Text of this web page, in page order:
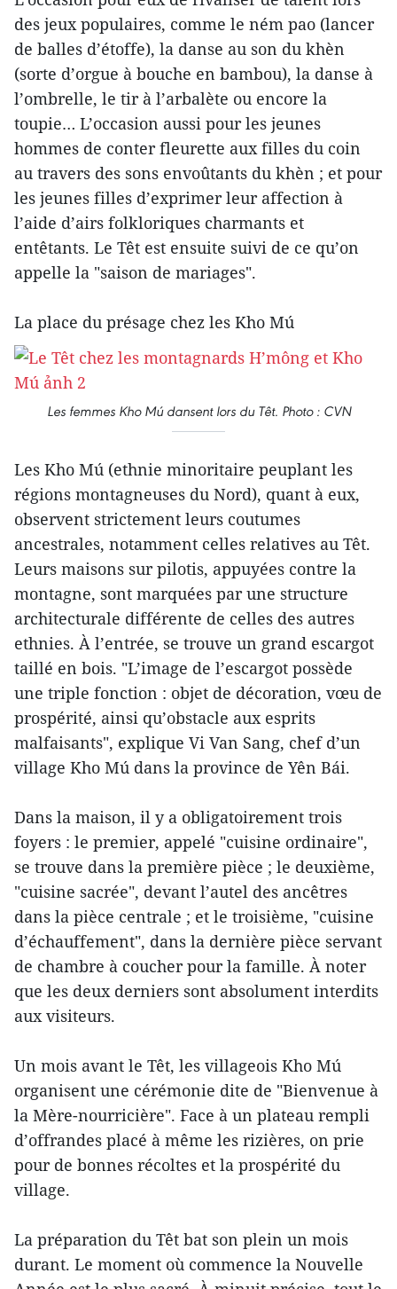
des jeux populaires, comme le ném pao (lancer
de balles d’étoffe), la danse au son du khèn
(sorte d’orgue à bouche en bambou), la danse à
l’ombrelle, le tir à l’arbalète ou encore la
toupie… L’occasion aussi pour les jeunes
hommes de conter fleurette aux filles du coin
au travers des sons envoûtants du khèn ; et pour
les jeunes filles d’exprimer leur affection à
l’aide d’airs folkloriques charmants et
entêtants. Le Têt est ensuite suivi de ce qu’on
appelle la "saison de mariages".
La place du présage chez les Kho Mú
Les femmes Kho Mú dansent lors du Têt. Photo : CVN
Les Kho Mú (ethnie minoritaire peuplant les
régions montagneuses du Nord), quant à eux,
observent strictement leurs coutumes
ancestrales, notamment celles relatives au Têt.
Leurs maisons sur pilotis, appuyées contre la
montagne, sont marquées par une structure
architecturale différente de celles des autres
ethnies. À l’entrée, se trouve un grand escargot
taillé en bois. "L’image de l’escargot possède
une triple fonction : objet de décoration, vœu de
prospérité, ainsi qu’obstacle aux esprits
malfaisants", explique Vi Van Sang, chef d’un
village Kho Mú dans la province de Yên Bái.
Dans la maison, il y a obligatoirement trois
foyers : le premier, appelé "cuisine ordinaire",
se trouve dans la première pièce ; le deuxième,
"cuisine sacrée", devant l’autel des ancêtres
dans la pièce centrale ; et le troisième, "cuisine
d’échauffement", dans la dernière pièce servant
de chambre à coucher pour la famille. À noter
que les deux derniers sont absolument interdits
aux visiteurs.
Un mois avant le Têt, les villageois Kho Mú
organisent une cérémonie dite de "Bienvenue à
la Mère-nourricière". Face à un plateau rempli
d’offrandes placé à même les rizières, on prie
pour de bonnes récoltes et la prospérité du
village.
La préparation du Têt bat son plein un mois
durant. Le moment où commence la Nouvelle